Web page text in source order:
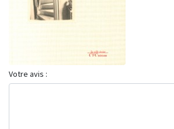
Votre avis :